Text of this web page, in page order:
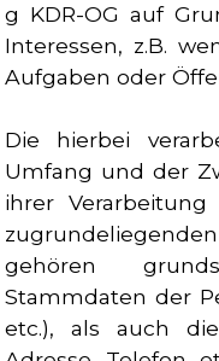
g KDR-OG auf
Interessen, z.B.
Aufgaben oder
Die hierbei
Umfang und der
ihrer
gehören
Stammdaten der
etc.), als auch